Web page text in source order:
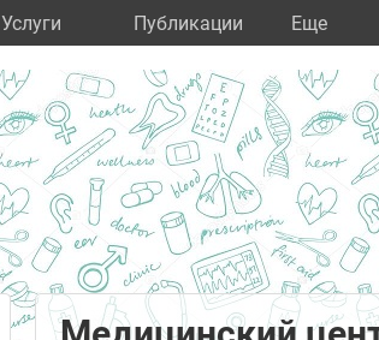
Услуги Публикации Eще